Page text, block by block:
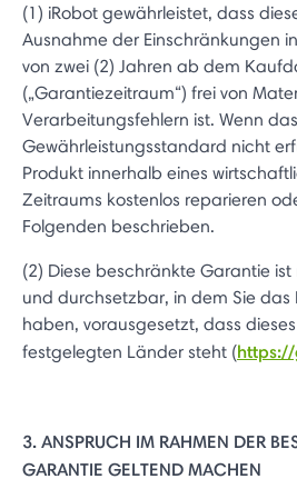
(1) iRobot gewährleistet, dass
Ausnahme der Einschränkungen
von zwei (2) Jahren ab dem
(„Garantiezeitraum“) frei von
Verarbeitungsfehlern ist. Wenn
Gewährleistungsstandard nicht
Produkt innerhalb eines
Zeitraums kostenlos reparieren
Folgenden beschrieben.
(2) Diese beschränkte Garantie
und durchsetzbar, in dem Sie das
haben, vorausgesetzt, dass
festgelegten Länder steht (
3. ANSPRUCH IM RAHMEN DER
GARANTIE GELTEND MACHEN